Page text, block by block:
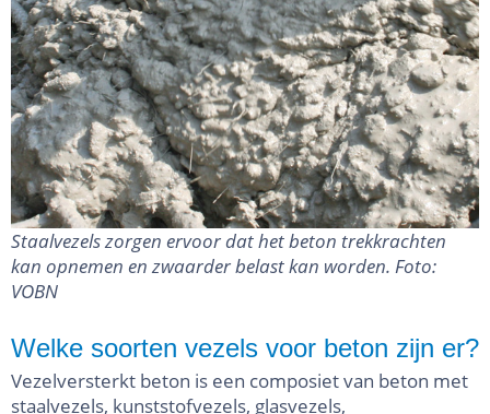
Staalvezels zorgen ervoor dat het beton trekkrachten
kan opnemen en zwaarder belast kan worden. Foto:
VOBN
Welke soorten vezels voor beton zijn er?
Vezelversterkt beton is een composiet van beton met
staalvezels, kunststofvezels, glasvezels,